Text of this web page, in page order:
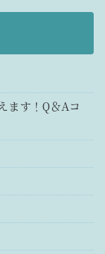
ます！Q＆Aコ